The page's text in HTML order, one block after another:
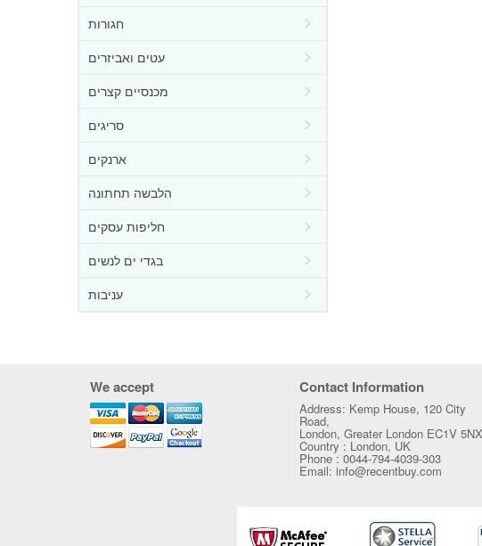
חגורות
עטים ואביזרים
מכנסיים קצרים
סריגים
ארנקים
הלבשה תחתונה
חליפות עסקים
בגדי ים לנשים
עניבות
We accept Contact Information
Address: Kemp House, 120 City
Road,
London, Greater London EC1V 5NX
Country : London, UK
Phone : 0044-794-4039-303
Email: info@recentbuy.com